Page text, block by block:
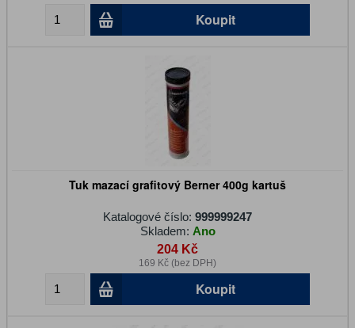
Koupit
Tuk mazací grafitový Berner 400g kartuš
Katalogové číslo: 999999247
Skladem: Ano
204 Kč
169 Kč (bez DPH)
Koupit